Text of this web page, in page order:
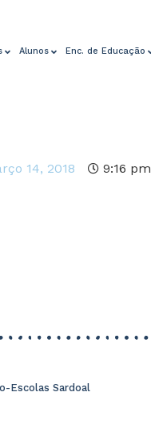
Alunos Enc. de Educação
14, 2018 9:16 pm
Escolas Sardoal